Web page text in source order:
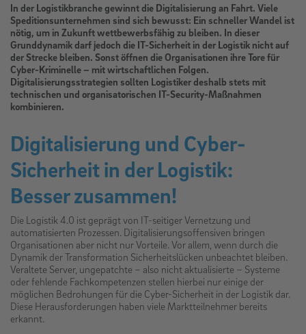
In der Logistikbranche gewinnt die Digitalisierung an Fahrt. Viele
Speditionsunternehmen sind sich bewusst: Ein schneller Wandel ist
nötig, um in Zukunft wettbewerbsfähig zu bleiben. In dieser
Grunddynamik darf jedoch die IT-Sicherheit in der Logistik nicht auf
der Strecke bleiben. Sonst öffnen die Organisationen ihre Tore für
Cyber-Kriminelle – mit wirtschaftlichen Folgen.
Digitalisierungsstrategien sollten Logistiker deshalb stets mit
technischen und organisatorischen IT-Security-Maßnahmen
kombinieren.
Digitalisierung und Cyber-
Sicherheit in der Logistik:
Besser zusammen!
Die Logistik 4.0 ist geprägt von IT-seitiger Vernetzung und
automatisierten Prozessen. Digitalisierungsoffensiven bringen
Organisationen aber nicht nur Vorteile. Vor allem, wenn durch die
Dynamik der Transformation Sicherheitslücken unbeachtet bleiben.
Veraltete Server, ungepatchte – also nicht aktualisierte – Systeme
oder fehlende Fachkompetenzen stellen hierbei nur einige der
möglichen Bedrohungen für die Cyber-Sicherheit in der Logistik dar.
Diese Herausforderungen haben viele Marktteilnehmer bereits
erkannt.